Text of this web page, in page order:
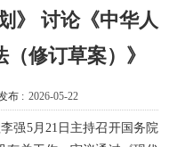
》 讨论《中华人
修订草案）》
布 : 2026-05-22
强5月21日主持召开国务院